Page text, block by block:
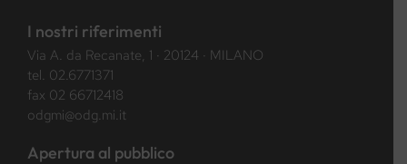
I nostri riferimenti
Via A. da Recanate, 1 · 20124 · MILANO
tel. 02.6771371
fax 02 66712418
odgmi@odg.mi.it
Apertura al pubblico